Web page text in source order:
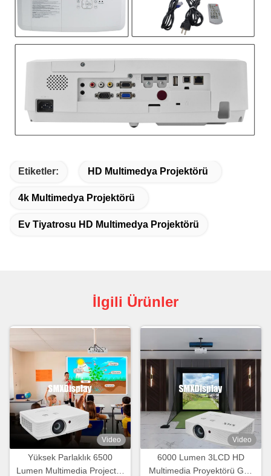
Etiketler: HD Multimedya Projektörü
4k Multimedya Projektörü
Ev Tiyatrosu HD Multimedya Projektörü
İlgili Ürünler
Video
Yüksek Parlaklık 6500
Lumen Multimedia Projector
Video
6000 Lumen 3LCD HD
Multimedia Proyektörü Golf